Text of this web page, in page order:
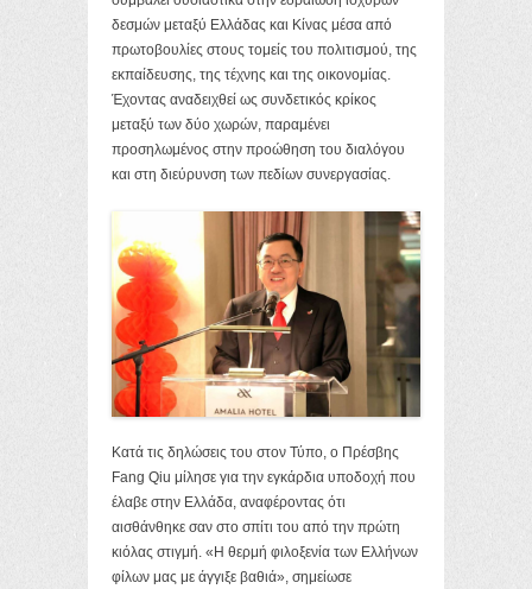
δεσμών μεταξύ Ελλάδας και Κίνας μέσα από
πρωτοβουλίες στους τομείς του πολιτισμού, της
εκπαίδευσης, της τέχνης και της οικονομίας.
Έχοντας αναδειχθεί ως συνδετικός κρίκος
μεταξύ των δύο χωρών, παραμένει
προσηλωμένος στην προώθηση του διαλόγου
και στη διεύρυνση των πεδίων συνεργασίας.
Κατά τις δηλώσεις του στον Τύπο, ο Πρέσβης
Fang Qiu μίλησε για την εγκάρδια υποδοχή που
έλαβε στην Ελλάδα, αναφέροντας ότι
αισθάνθηκε σαν στο σπίτι του από την πρώτη
κιόλας στιγμή. «Η θερμή φιλοξενία των Ελλήνων
φίλων μας με άγγιξε βαθιά», σημείωσε